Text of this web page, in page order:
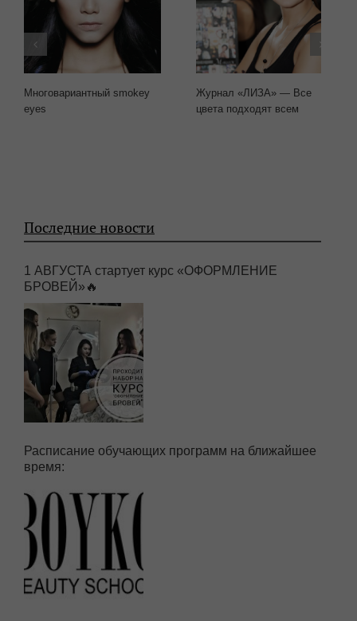
Многовариантный smokey
eyes
Журнал «ЛИЗА» — Все
цвета подходят всем
Последние новости
1 АВГУСТА стартует курс «ОФОРМЛЕНИЕ
БРОВЕЙ»🔥
Расписание обучающих программ на ближайшее
время: